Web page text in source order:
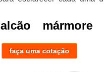
mármore
faça uma cotação